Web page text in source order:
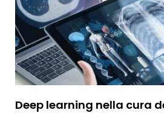
Deep learning nella cura